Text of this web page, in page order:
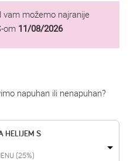
vam možemo najranije
om 11/08/2026
napuhan ili nenapuhan?
HELIJEM S
(25%)